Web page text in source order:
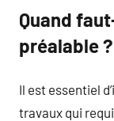
Quand
préalable ?
Il est essentiel
travaux qui